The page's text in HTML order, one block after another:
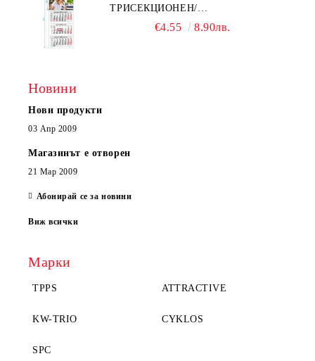
ТРИСЕКЦИОНЕН/
ЕДНОСЕКЦИОНЕН
€4.55 8.90лв.
Новини
Нови продукти
03 Апр 2009
Магазинът е отворен
21 Мар 2009
Абонирай се за новини
Виж всички
Марки
TPPS ATTRACTIVE
KW-TRIO CYKLOS
SPC